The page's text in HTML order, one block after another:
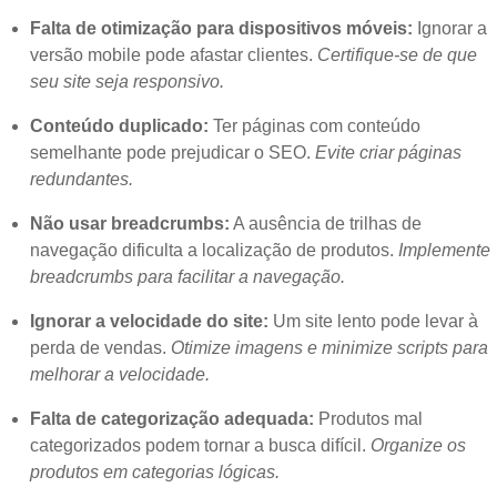
Falta de otimização para dispositivos móveis: Ignorar a
versão mobile pode afastar clientes. Certifique-se de que
seu site seja responsivo.
Conteúdo duplicado: Ter páginas com conteúdo
semelhante pode prejudicar o SEO.Evite criar páginas
redundantes.
Não usar breadcrumbs: A ausência de trilhas de
navegação dificulta a localização de produtos. Implemente
breadcrumbs para facilitar a navegação.
Ignorar a velocidade do site: Um site lento pode levar à
perda de vendas. Otimize imagens e minimize scripts para
melhorar a velocidade.
Falta de categorização adequada: Produtos mal
categorizados podem tornar a busca difícil. Organize os
produtos em categorias lógicas.